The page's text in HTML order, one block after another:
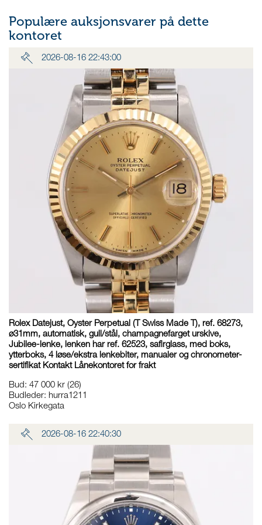
Populære auksjonsvarer på dette
kontoret
2026-08-16 22:43:00
Rolex Datejust, Oyster Perpetual (T Swiss Made T), ref. 68273,
ø31mm, automatisk, gull/stål, champagnefarget urskive,
Jubilee-lenke, lenken har ref. 62523, safirglass, med boks,
ytterboks, 4 løse/ekstra lenkebiter, manualer og chronometer-
sertifikat Kontakt Lånekontoret for frakt
Bud: 47 000 kr (26)
Budleder: hurra1211
Oslo Kirkegata
2026-08-16 22:40:30